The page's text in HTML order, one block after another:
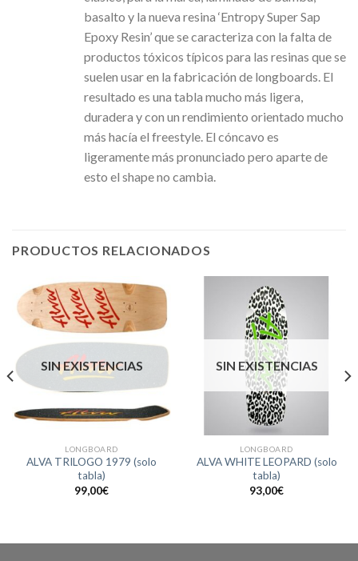
basalto y la nueva resina ‘Entropy Super Sap
Epoxy Resin’ que se caracteriza con la falta de
productos tóxicos típicos para las resinas que se
suelen usar en la fabricación de longboards. El
resultado es una tabla mucho más ligera,
duradera y con un rendimiento orientado mucho
más hacía el freestyle. El cóncavo es
ligeramente más pronunciado pero aparte de
esto el shape no cambia.
PRODUCTOS RELACIONADOS
SIN EXISTENCIAS
LONGBOARD
ALVA TRILOGO 1979 (solo
tabla)
99,00€
SIN EXISTENCIAS
LONGBOARD
ALVA WHITE LEOPARD (solo
tabla)
93,00€